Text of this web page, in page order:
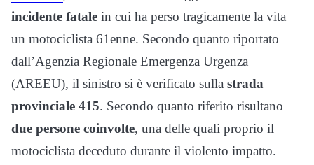
incidente fatale in cui ha perso tragicamente la vita
un motociclista 61enne. Secondo quanto riportato
dall’Agenzia Regionale Emergenza Urgenza
(AREEU), il sinistro si è verificato sulla strada
provinciale 415. Secondo quanto riferito risultano
due persone coinvolte, una delle quali proprio il
motociclista deceduto durante il violento impatto.